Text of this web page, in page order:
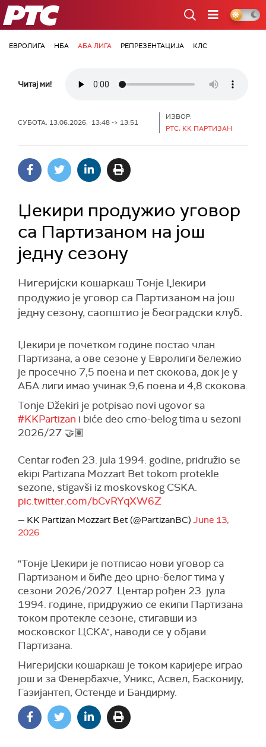
РТС
ЕВРОЛИГА НБА АБА ЛИГА РЕПРЕЗЕНТАЦИЈА КЛС
Читај ми!
СУБОТА, 13.06.2026, 13:48 -> 13:51
ИЗВОР:
РТС, КК ПАРТИЗАН
Џекири продужио уговор
са Партизаном на још
једну сезону
Нигеријски кошаркаш Тонје Џекири
продужио је уговор са Партизаном на још
једну сезону, саопштио је београдски клуб.
Џекири је почетком године постао члан
Партизана, а ове сезоне у Евролиги бележио
је просечно 7,5 поена и пет скокова, док је у
АБА лиги имао учинак 9,6 поена и 4,8 скокова.
Tonje Džekiri je potpisao novi ugovor sa
#KKPartizan i biće deo crno-belog tima u sezoni
2026/27 🤝🏽
Centar rođen 23. jula 1994. godine, pridružio se
ekipi Partizana Mozzart Bet tokom protekle
sezone, stigavši iz moskovskog CSKA.
pic.twitter.com/bCvRYqXW6Z
— KK Partizan Mozzart Bet (@PartizanBC) June 13,
2026
"Тонје Џекири је потписао нови уговор са
Партизаном и биће део црно-белог тима у
сезони 2026/2027. Центар рођен 23. јула
1994. године, придружио се екипи Партизана
током протекле сезоне, стигавши из
московског ЦСКА", наводи се у објави
Партизана.
Нигеријски кошаркаш је током каријере играо
још и за Фенербахче, Уникс, Асвел, Басконију,
Газијантеп, Остенде и Бандирму.